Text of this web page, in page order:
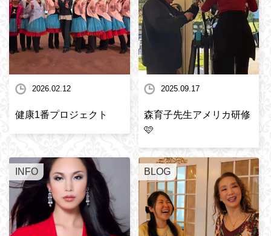
2026.02.12
健康1番プロジェクト
2025.09.17
森育子先生アメリカ研修
🩷
INFO BLOG